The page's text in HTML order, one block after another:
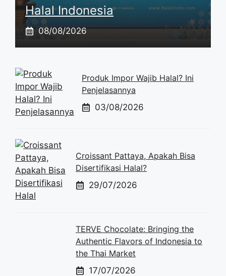
Halal Indonesia
08/08/2026
Produk Impor Wajib Halal? Ini
Penjelasannya
03/08/2026
Croissant Pattaya, Apakah Bisa
Disertifikasi Halal?
29/07/2026
TERVE Chocolate: Bringing the
Authentic Flavors of Indonesia to
the Thai Market
17/07/2026